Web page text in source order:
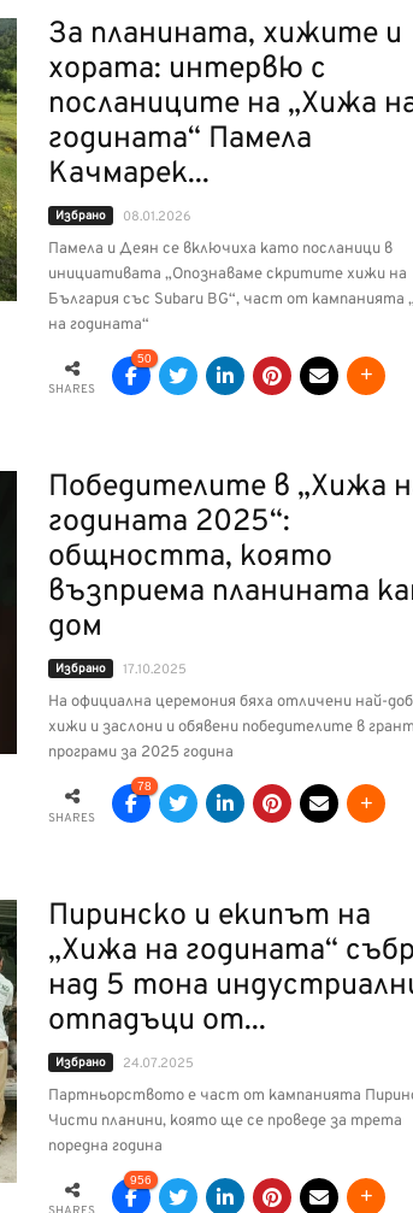
За планината, хижите и
хората: интервю с
посланиците на „Хижа
годината“ Памела
Качмарек...
Избрано 08.01.2026
Памела и Деян се включиха като посланици в
инициативата „Опознаваме скритите хижи на
България със Subaru BG“, част от кампанията
на годината“
SHARES
50
Победителите в „Хижа
годината 2025“:
общността, която
възприема планината
дом
Избрано 17.10.2025
На официална церемония бяха отличени най-
хижи и заслони и обявени победителите в
програми за 2025 година
SHARES
78
Пиринско и екипът на
„Хижа на годината“
над 5 тона
отпадъци от...
Избрано 24.07.2025
Партньорството е част от кампанията
Чисти планини, която ще се проведе за трета
поредна година
956